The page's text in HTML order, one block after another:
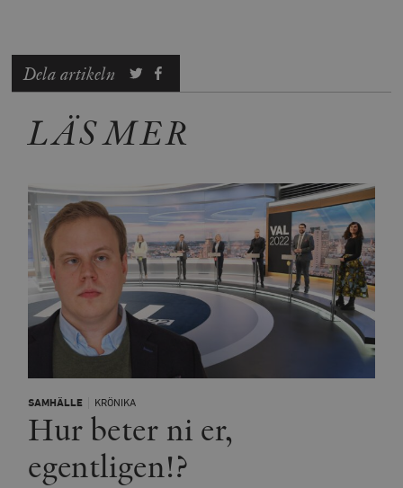
Dela artikeln
LÄS MER
SAMHÄLLE KRÖNIKA
Hur beter ni er,
egentligen!?